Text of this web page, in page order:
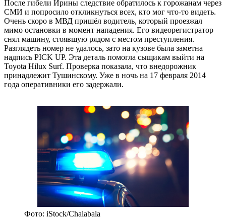
После гибели Ирины следствие обратилось к горожанам через
СМИ и попросило откликнуться всех, кто мог что-то видеть.
Очень скоро в МВД пришёл водитель, который проезжал
мимо остановки в момент нападения. Его видеорегистратор
снял машину, стоявшую рядом с местом преступления.
Разглядеть номер не удалось, зато на кузове была заметна
надпись PICK UP. Эта деталь помогла сыщикам выйти на
Toyota Hilux Surf. Проверка показала, что внедорожник
принадлежит Тушинскому. Уже в ночь на 17 февраля 2014
года оперативники его задержали.
Фото: iStock/Chalabala